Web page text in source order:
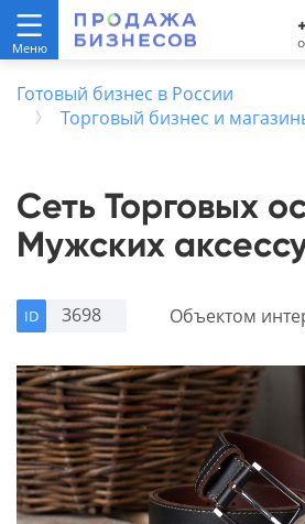
Готовый бизнес в России
Торговый бизнес и
Сеть Торговых
Мужских
ID 3698 Объектом